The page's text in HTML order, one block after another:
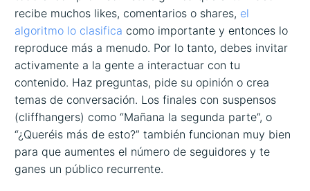
recibe muchos likes, comentarios o shares, el
algoritmo lo clasifica como importante y entonces lo
reproduce más a menudo. Por lo tanto, debes invitar
activamente a la gente a interactuar con tu
contenido. Haz preguntas, pide su opinión o crea
temas de conversación. Los finales con suspensos
(cliffhangers) como “Mañana la segunda parte”, o
“¿Queréis más de esto?” también funcionan muy bien
para que aumentes el número de seguidores y te
ganes un público recurrente.